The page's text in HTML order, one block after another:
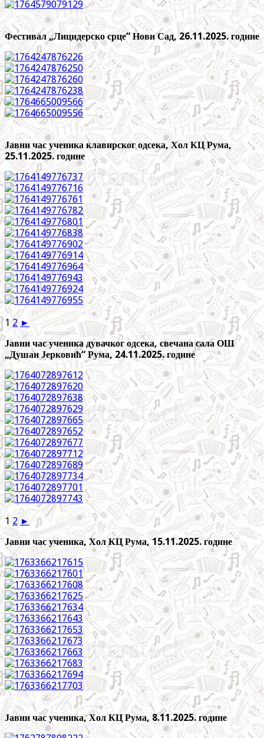
Фестивал „Лицидерско срце“ Нови Сад, 26.11.2025. године
Јавни час ученика клавирског одсека, Хол КЦ Рума,
25.11.2025. године
1 2 ►
Јавни час ученика дувачког одсека, свечана сала ОШ
„Душан Јерковић“ Рума, 24.11.2025. године
1 2 ►
Јавни час ученика, Хол КЦ Рума, 15.11.2025. године
Јавни час ученика, Хол КЦ Рума, 8.11.2025. године